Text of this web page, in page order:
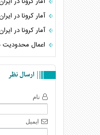
آمار کرونا در ایران امروز ۱۸ خرداد ۱۴۰۱+ وضعیت
آمار کرونا در ایران امروز ۱۹ خرداد ۱۴۰۱+ وضعیت
اعمال محدودیت
ارسال نظر
نام
ایمیل